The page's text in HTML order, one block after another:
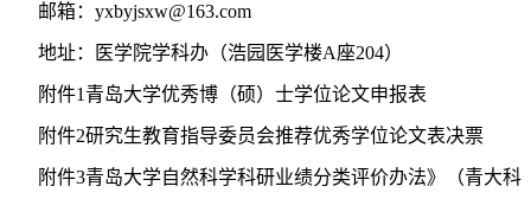
邮箱： yxbyjsxw@163.com
地址：医学院学科办（浩园医学楼A座204）
附件1青岛大学优秀博（硕）士学位论文申报表
附件2研究生教育指导委员会推荐优秀学位论文表决票
附件3青岛大学自然科学科研业绩分类评价办法》（青大科